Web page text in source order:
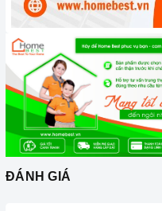
Chế độ hỗ trợ bảo
lắp đặt, chế độ bảo hành
nghiệp, đảm bảo rằng
và không gặp bất kỳ khó
sản phẩm.
Vận chuyển lắp đặt
nhân viên và kỹ thuật
ĐÁNH GIÁ